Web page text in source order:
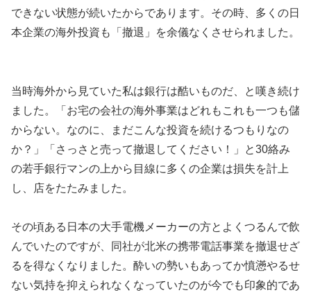
できない状態が続いたからであります。その時、多くの日
本企業の海外投資も「撤退」を余儀なくさせられました。
当時海外から見ていた私は銀行は酷いものだ、と嘆き続け
ました。「お宅の会社の海外事業はどれもこれも一つも儲
からない。なのに、まだこんな投資を続けるつもりなの
か？」「さっさと売って撤退してください！」と30絡み
の若手銀行マンの上から目線に多くの企業は損失を計上
し、店をたたみました。
その頃ある日本の大手電機メーカーの方とよくつるんで飲
んでいたのですが、同社が北米の携帯電話事業を撤退せざ
るを得なくなりました。酔いの勢いもあってか憤懣やるせ
ない気持を抑えられなくなっていたのが今でも印象的であ